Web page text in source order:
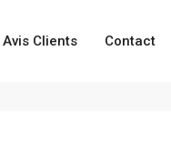
Avis Clients Contact